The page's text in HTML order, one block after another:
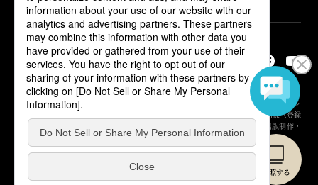
ABJマークは、この電子書店・電子書籍配信サービスが、著作権者からコン
テンツ使用許諾を得た正規版配信サービスであることを示す登録商標（登録
番号 第6091713号）です。詳しくは［ABJマーク］または［電子出版制作・
流通協議会］で検索してください。
© Yuhikaku Publishing Co., Ltd.